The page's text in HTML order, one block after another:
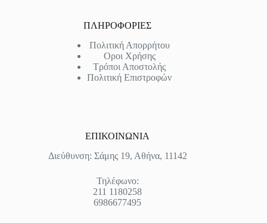
ΠΛΗΡΟΦΟΡΙΕΣ
Πολιτική Απορρήτου
Οροι Χρήσης
Τρόποι Αποστολής
Πολιτική Επιστροφών
ΕΠΙΚΟΙΝΩΝΙΑ
Διεύθυνση: Σάμης 19, Αθήνα, 11142
Τηλέφωνο:
211 1180258
6986677495